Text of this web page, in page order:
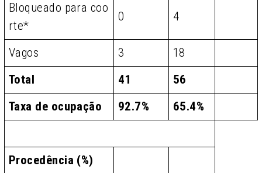
Bloqueado para coo
rte*
0 4
Vagos 3
18
Total
41
56
Taxa de ocupação
92.7% 65.4%
Procedência (%)